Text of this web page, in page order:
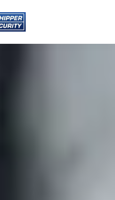
› Maassluis